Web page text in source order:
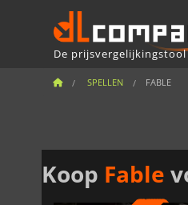
De
SPELLEN FABLE
Koop Fable